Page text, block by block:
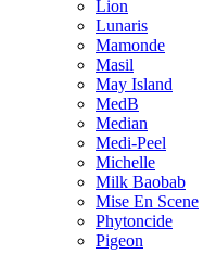
Lion
Lunaris
Mamonde
Masil
May Island
MedB
Median
Medi-Peel
Michelle
Milk Baobab
Mise En Scene
Phytoncide
Pigeon